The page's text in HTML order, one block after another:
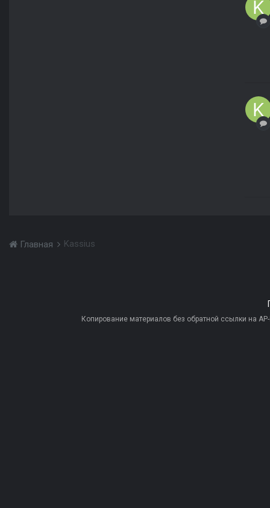
Главная Kassius
Копирование материалов без обратной ссылки на